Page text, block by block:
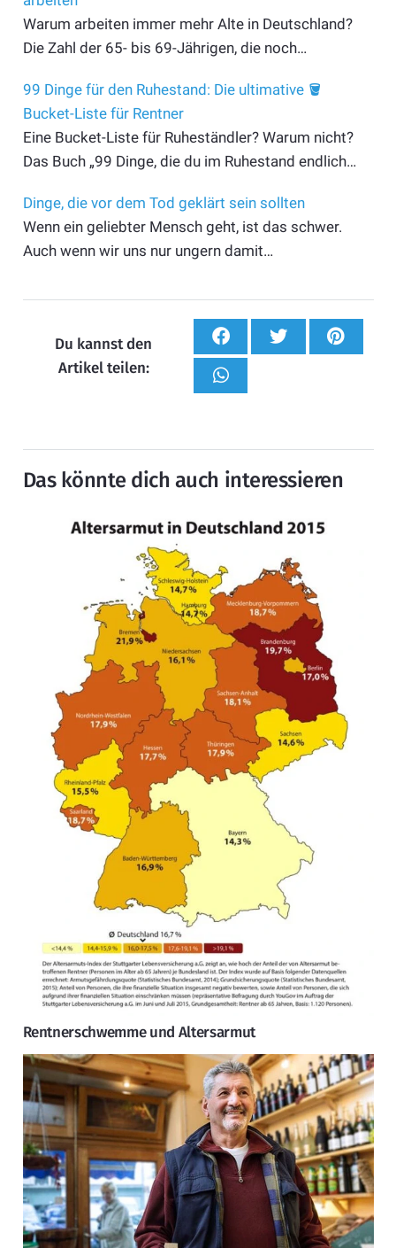
Warum arbeiten immer mehr Alte in Deutschland?
Die Zahl der 65- bis 69-Jährigen, die noch…
99 Dinge für den Ruhestand: Die ultimative 🪣
Bucket-Liste für Rentner
Eine Bucket-Liste für Ruheständler? Warum nicht?
Das Buch „99 Dinge, die du im Ruhestand endlich…
Dinge, die vor dem Tod geklärt sein sollten
Wenn ein geliebter Mensch geht, ist das schwer.
Auch wenn wir uns nur ungern damit…
Du kannst den
Artikel teilen:
Das könnte dich auch interessieren
Rentnerschwemme und Altersarmut